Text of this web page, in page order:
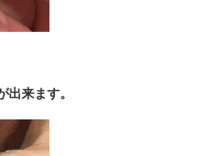
出来ます。